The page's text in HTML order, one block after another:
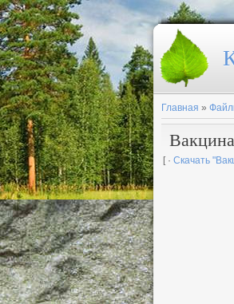
Главная »
[ · Скачать